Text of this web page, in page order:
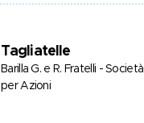
Tagliatelle
Barilla G. e R. Fratelli - Società
per Azioni